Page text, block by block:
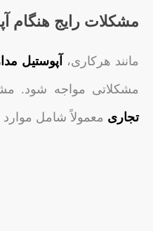
مشکلات رایج هنگام
مانند هرکاری، آپوستیل
مشکلاتی مواجه شود.
تجاری معمولاً شامل